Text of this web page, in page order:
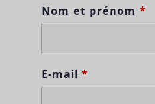
Nom et prénom *
E-mail*